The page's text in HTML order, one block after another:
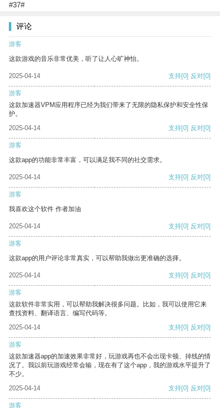
#37#
评论
游客
这款游戏的音乐非常优美，听了让人心旷神怡。
2025-04-14 支持[0] 反对[0]
游客
这款加速器VPM应用程序已经为我们带来了无限的隐私保护和安全性保
护。
2025-04-14
支持[0] 反对[0]
游客
这款app的功能非常丰富，可以满足我不同的社交需求。
2025-04-14 支持[0] 反对[0]
游客
我喜欢这个软件 作者加油
2025-04-14 支持[0] 反对[0]
游客
这款app的用户评论非常真实，可以帮助我做出更准确的选择。
2025-04-14 支持[0] 反对[0]
游客
这款软件非常实用，可以帮助我解决很多问题。比如，我可以使用它来
查找资料、翻译语言、编写代码等。
2025-04-14
支持[0] 反对[0]
游客
这款加速器app的加速效果非常好，玩游戏再也不会出现卡顿、掉线的情
况了。我以前玩游戏经常会输，现在有了这个app，我的游戏水平提升了
不少。
2025-04-14
支持[0] 反对[0]
游客